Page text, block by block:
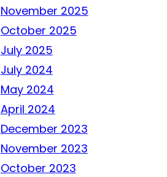
November 2025
October 2025
July 2025
July 2024
May 2024
April 2024
December 2023
November 2023
October 2023